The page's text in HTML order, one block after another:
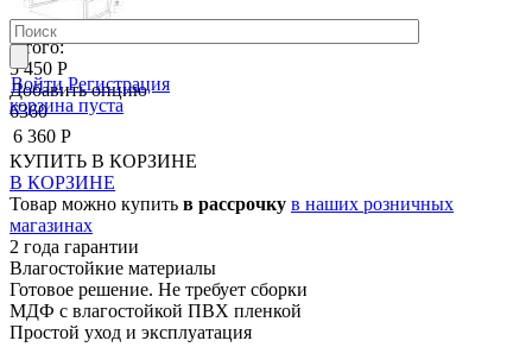
Войти Регистрация
корзина пуста
Итого:
5 450 Р
Добавить опцию
6360
6 360 Р
КУПИТЬ В КОРЗИНЕ
В КОРЗИНЕ
Товар можно купить в рассрочку в наших розничных
магазинах
2 года гарантии
Влагостойкие материалы
Готовое решение. Не требует сборки
МДФ с влагостойкой ПВХ пленкой
Простой уход и эксплуатация